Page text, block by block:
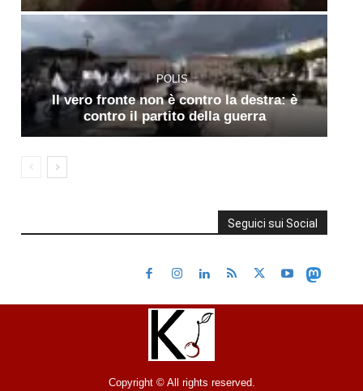
POLIS
Il vero fronte non è contro la destra: è
contro il partito della guerra
Seguici sui Social
Copyright © All rights reserved.